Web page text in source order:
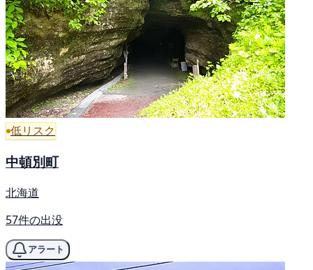
低リスク
中頓別町
北海道
57件の出没
アラート